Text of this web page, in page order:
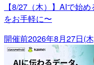
【8/27（木）】AIで始
をお手軽に〜
開催前2026年8月27日(